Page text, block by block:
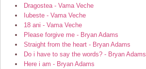
Dragostea - Vama Veche
Iubeste - Vama Veche
18 ani - Vama Veche
Please forgive me - Bryan Adams
Straight from the heart - Bryan Adams
Do i have to say the words? - Bryan Adams
Here i am - Bryan Adams